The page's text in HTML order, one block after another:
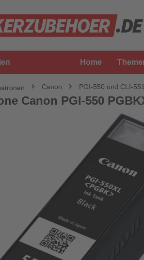
Home
Canon PGI-550 und CLI-551
Canon PGI-550